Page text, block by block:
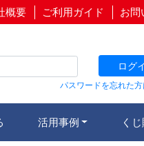
概要 ご利用ガイド お問
ログ
パスワードを忘れた
活用事例 く